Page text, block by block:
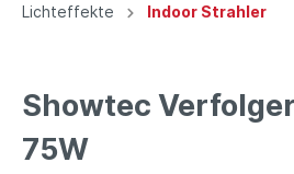
Lichteffekte Indoor Strahler
Showtec
75W